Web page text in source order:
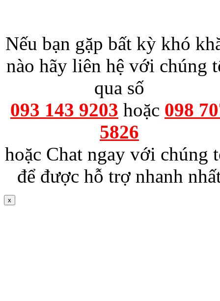
Nếu bạn gặp bất kỳ khó
nào hãy liên hệ với chúng
qua số
093 143 9203 hoặc 098
5826
hoặc Chat ngay với chúng
để được hỗ trợ nhanh
x